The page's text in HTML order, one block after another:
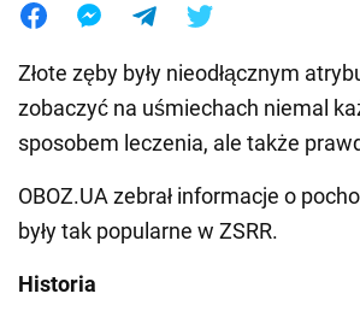
Złote zęby były nieodłącznym
zobaczyć na uśmiechach niemal
sposobem leczenia, ale także
OBOZ.UA zebrał informacje o
były tak popularne w ZSRR.
Historia